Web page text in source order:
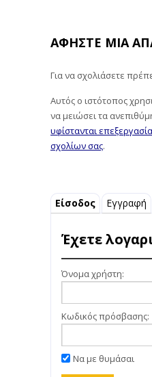
ΑΦΉΣΤΕ ΜΙΑ
Για να σχολιάσετε
Αυτός ο ιστότοπος
να μειώσει τα
υφίστανται
σχολίων σας.
Είσοδος Εγγραφή
Έχετε
Όνομα χρήστη:
Κωδικός πρόσβασης:
Να με θυμάσαι